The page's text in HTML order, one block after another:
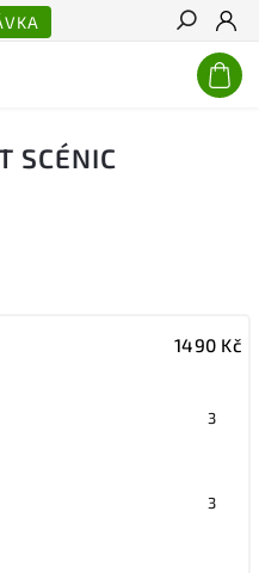
Hledat
SCÉNIC
1490 Kč
3
3